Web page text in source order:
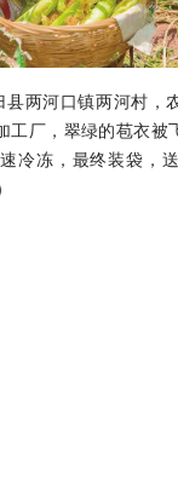
两河口镇两河村，
工厂，翠绿的苞衣被
冷冻，最终装袋，